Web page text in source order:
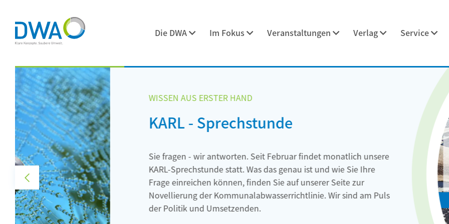
Die DWA Im Fokus Veranstaltungen Verlag Service
WISSEN AUS ERSTER HAND
KARL - Sprechstunde
Sie fragen - wir antworten. Seit Februar findet monatlich unsere
KARL-Sprechstunde statt. Was das genau ist und wie Sie Ihre
Frage einreichen können, finden Sie auf unserer Seite zur
Novellierung der Kommunalabwasserrichtlinie. Wir sind am Puls
der Politik und Umsetzenden.
V
o
r
h
e
r
i